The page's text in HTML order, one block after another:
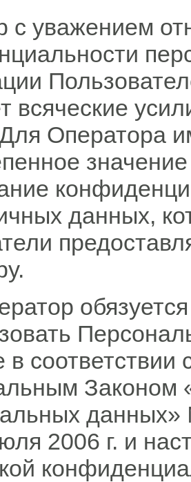
с уважением
всяческие
Оператора
значение
данных,
обязуется
соответствии
Законом
2006 г. и